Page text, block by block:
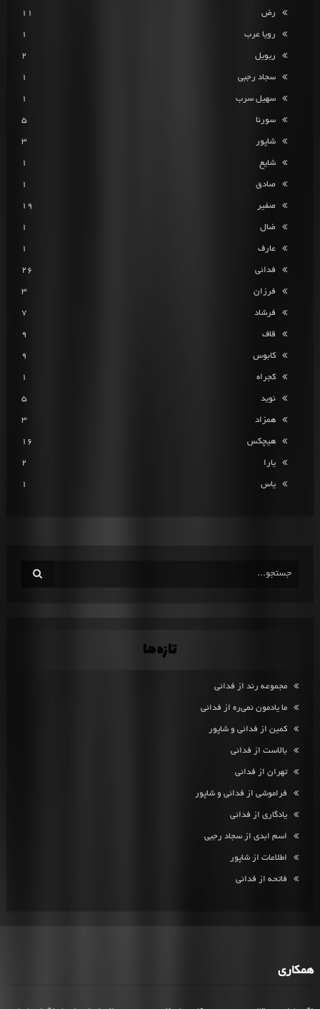
رض 11
رویا عرب 1
ریویل 2
سجاد رجبی 1
سهیل سرب 1
سورنا 5
شاپور 3
شایع 1
صادق 1
صفیر 19
ضال 1
عارف 1
فدائی 26
فرزان 3
فرشاد 7
قاف 9
کابوس 9
کجراه 1
نوید 5
همزاد 3
هیچکس 16
یارا 2
یاس 1
تازه‌ها
مجموعه رند از فدائی
ما یادمون نمی‌ره از فدائی
کمین از فدائی و شاپور
بالاست از فدائی
تهران از فدائی
فراموشی از فدائی و شاپور
یادگاری از فدائی
اسم ابدی از سجاد رجبی
اطلاعات از شاپور
فاتحه از فدائی
همکاری